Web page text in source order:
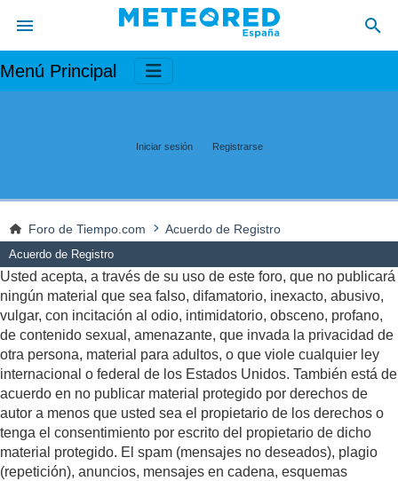
Menú Principal
Iniciar sesión Registrarse
Foro de Tiempo.com Acuerdo de Registro
Acuerdo de Registro
Usted acepta, a través de su uso de este foro, que no publicará
ningún material que sea falso, difamatorio, inexacto, abusivo,
vulgar, con incitación al odio, intimidatorio, obsceno, profano,
de contenido sexual, amenazante, que invada la privacidad de
otra persona, material para adultos, o que viole cualquier ley
internacional o federal de los Estados Unidos. También está de
acuerdo en no publicar material protegido por derechos de
autor a menos que usted sea el propietario de los derechos o
tenga el consentimiento por escrito del propietario de dicho
material protegido. El spam (mensajes no deseados), plagio
(repetición), anuncios, mensajes en cadena, esquemas